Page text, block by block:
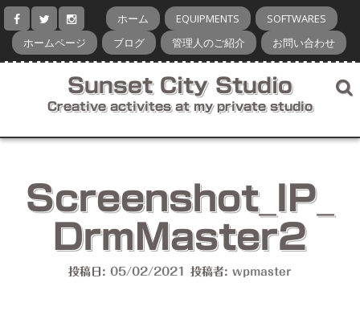
コ
ッ
ホーム EQUIPMENTS
SOFTWARES
ホームページ
ブログ 管理人のご紹介 お問い合わせ
Sunset City Studio
Creative activites at my private studio
Screenshot_IP_
DrmMaster2
投稿日: 05/02/2021 投稿者: wpmaster